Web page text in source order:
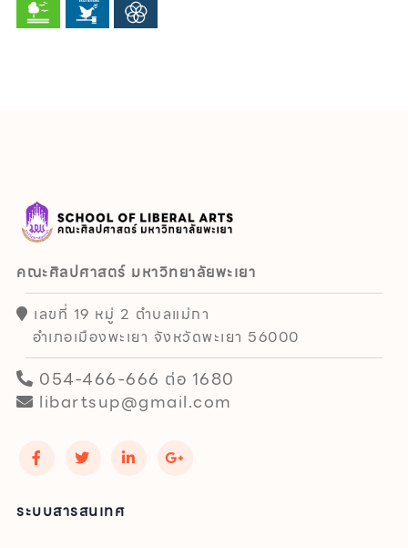
คณะศิลปศาสตร์ มหาวิทยาลัยพะเยา
เลขที่ 19 หมู่ 2 ตำบลแม่กา
อำเภอเมืองพะเยา จังหวัดพะเยา 56000
054-466-666 ต่อ 1680
libartsup@gmail.com
ระบบสารสนเทศ